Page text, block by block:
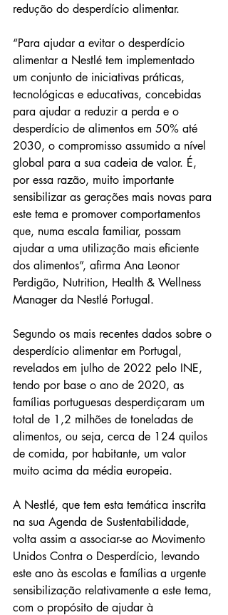
redução do desperdício alimentar.
“Para ajudar a evitar o desperdício
alimentar a Nestlé tem implementado
um conjunto de iniciativas práticas,
tecnológicas e educativas, concebidas
para ajudar a reduzir a perda e o
desperdício de alimentos em 50% até
2030, o compromisso assumido a nível
global para a sua cadeia de valor. É,
por essa razão, muito importante
sensibilizar as gerações mais novas para
este tema e promover comportamentos
que, numa escala familiar, possam
ajudar a uma utilização mais eficiente
dos alimentos”, afirma Ana Leonor
Perdigão, Nutrition, Health & Wellness
Manager da Nestlé Portugal.
Segundo os mais recentes dados sobre o
desperdício alimentar em Portugal,
revelados em julho de 2022 pelo INE,
tendo por base o ano de 2020, as
famílias portuguesas desperdiçaram um
total de 1,2 milhões de toneladas de
alimentos, ou seja, cerca de 124 quilos
de comida, por habitante, um valor
muito acima da média europeia.
A Nestlé, que tem esta temática inscrita
na sua Agenda de Sustentabilidade,
volta assim a associar-se ao Movimento
Unidos Contra o Desperdício, levando
este ano às escolas e famílias a urgente
sensibilização relativamente a este tema,
com o propósito de ajudar à